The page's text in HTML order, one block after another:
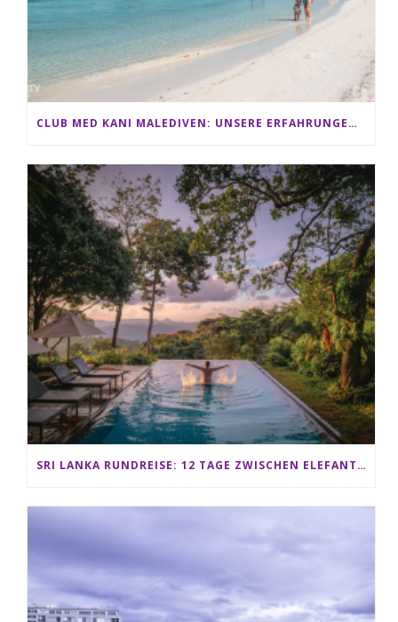
CLUB MED KANI MALEDIVEN: UNSERE ERFAHRUNGEN IM ALL-INCLUSIVE PARADIES
SRI LANKA RUNDREISE: 12 TAGE ZWISCHEN ELEFANTEN, TEEPLANTAGEN & STRAND ALS FAMILIE